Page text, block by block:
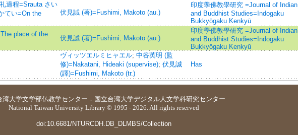
過程=Srauta さい
てい=On the
伏見誠 (著)=Fushimi, Makoto (au.)
印度學佛教學研究 =Journal of Indian
and Buddhist Studies=Indogaku
Bukkyōgaku Kenkyū
place of the
伏見誠 (著)=Fushimi, Makoto (au.)
印度學佛教學研究 =Journal of Indian
and Buddhist Studies=Indogaku
Bukkyōgaku Kenkyū
ヴィッツエルミヒャエル; 中谷英明 (監
修)=Nakatani, Hideaki (supervise); 伏見誠
(譯)=Fushimi, Makoto (tr.)
Has
湾大学文学部仏教学センター ． 国立台湾大学デジタル人文学科研究センター
National Taiwan University Library © 1995 - 2026. All rights reserved
doi:10.6681/NTURCDH.DB_DLMBS/Collection